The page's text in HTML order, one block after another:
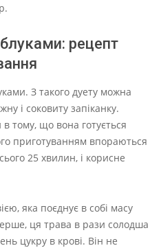
рецепт
З такого дуету можна
і соковиту запіканку.
в тому, що вона готується
приготуванням впораються
25 хвилин, і корисне
яка поєднує в собі масу
ця трава в рази солодша
цукру в крові. Він не